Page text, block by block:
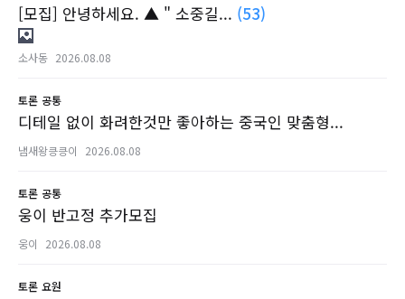
[모집] 안녕하세요. ▲ " 소중길... (53)
소사동 2026.08.08
토론 공통
디테일 없이 화려한것만 좋아하는 중국인 맞춤형...
냄새왕킁킁이 2026.08.08
토론 공통
웅이 반고정 추가모집
웅이 2026.08.08
토론 요원